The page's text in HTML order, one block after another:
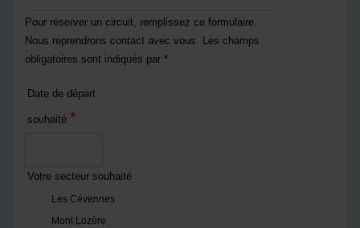
Pour réserver un circuit, remplissez ce formulaire.
Nous reprendrons contact avec vous. Les champs
obligatoires sont indiqués par *
Date de départ
souhaité *
Votre secteur souhaité
Les Cévennes
Mont Lozère